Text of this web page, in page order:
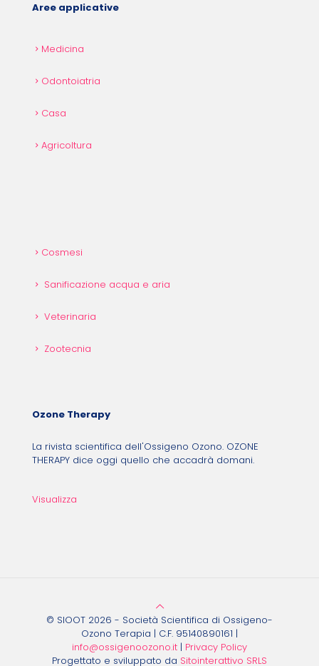
Aree applicative
Medicina
Odontoiatria
Casa
Agricoltura
Cosmesi
Sanificazione acqua e aria
Veterinaria
Zootecnia
Ozone Therapy
La rivista scientifica dell'Ossigeno Ozono. OZONE
THERAPY dice oggi quello che accadrà domani.
Visualizza
© SIOOT 2026 - Società Scientifica di Ossigeno-
Ozono Terapia | C.F. 95140890161 |
info@ossigenoozono.it | Privacy Policy
Progettato e sviluppato da Sitointerattivo SRLS